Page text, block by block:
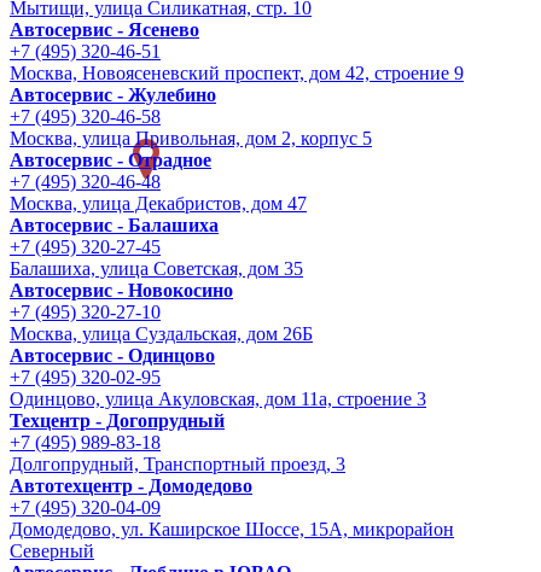
Мытищи, улица Силикатная, стр. 10
Автосервис - Ясенево
+7 (495) 320-46-51
Москва, Новоясеневский проспект, дом 42, строение 9
Автосервис - Жулебино
+7 (495) 320-46-58
Москва, улица Привольная, дом 2, корпус 5
Автосервис - Отрадное
+7 (495) 320-46-48
Москва, улица Декабристов, дом 47
Автосервис - Балашиха
+7 (495) 320-27-45
Балашиха, улица Советская, дом 35
Автосервис - Новокосино
+7 (495) 320-27-10
Москва, улица Суздальская, дом 26Б
Автосервис - Одинцово
+7 (495) 320-02-95
Одинцово, улица Акуловская, дом 11а, строение 3
Техцентр - Догопрудный
+7 (495) 989-83-18
Долгопрудный, Транспортный проезд, 3
Автотехцентр - Домодедово
+7 (495) 320-04-09
Домодедово, ул. Каширское Шоссе, 15А, микрорайон
Северный